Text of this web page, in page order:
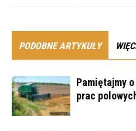
PODOBNE ARTYKUŁY
Pamiętajmy
prac